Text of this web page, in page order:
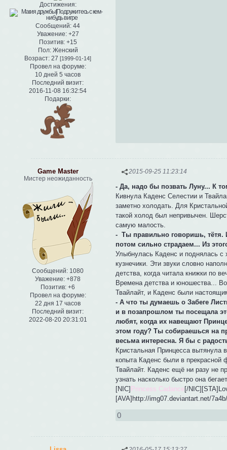
Достижения:
Сообщений: 44
Уважение: +27
Позитив: +15
Пол:Женский
Возраст: 27 [1999-01-14]
Провел на форуме:
10 дней 5 часов
Последний визит:
2016-11-08 16:32:54
Подарки:
2015-09-25 11:23:14
Game Master
Мистер неожиданность
Сообщений: 1080
Уважение: +878
Позитив: +6
Провел на форуме:
22 дня 17 часов
Последний визит:
2022-08-20 20:31:01
- Да, надо бы позвать Луну... К
Кивнула Каденс Селестии и
заметно холодать. Для
такой холод был непривычен.
самую малость.
- Ты правильно говоришь, тётя.
потом сильно страдаем... Из
Улыбнулась Каденс и поднялась
кузнечики. Эти звуки словно
детства, когда читала книжки по
Времена детства и юношества...
Твайлайт, и Каденс были
- А что ты думаешь о Забеге
и в позапрошлом ты посещала
любят, когда их навещают
этом году? Ты собираешься на
весьма интересна. Я бы с
Кристальная Принцесса вытянула
копыта Каденс были в прекрасной
Твайлайт. Каденс ещё ни разу не
узнать насколько быстро она
[NIC]Princess Cadance[/
[AVA]http://img07.deviantart.net/
0